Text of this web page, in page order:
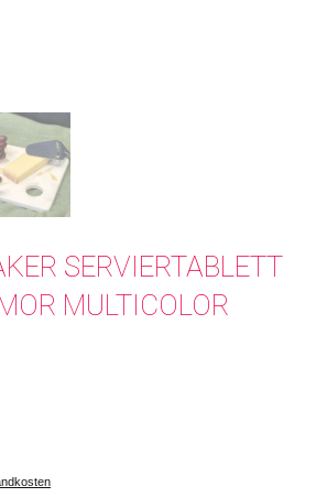
SERVIERTABLETT
MULTICOLOR